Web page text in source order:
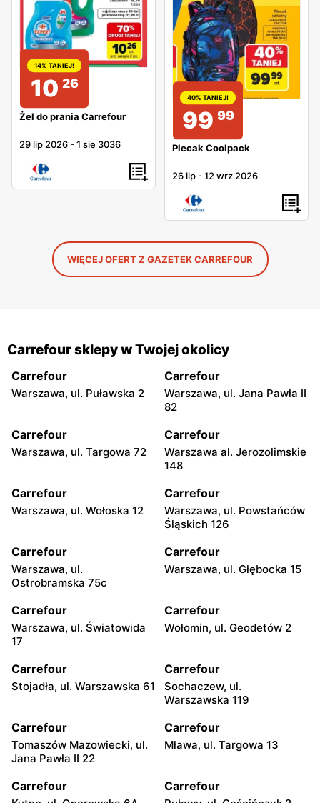
14% TANIEJ!
10 26
Żel do prania Carrefour
29 lip 2026 -1 sie 3036
40% TANIEJ!
99 99
Plecak Coolpack
26 lip -12 wrz 2026
WIĘCEJ OFERT Z GAZETEK CARREFOUR
Carrefour sklepy w Twojej okolicy
Carrefour
Warszawa, ul. Puławska 2
Carrefour
Warszawa, ul. Jana Pawła II
82
Carrefour
Warszawa, ul. Targowa 72
Carrefour
Warszawa al. Jerozolimskie
148
Carrefour
Warszawa, ul. Wołoska 12
Carrefour
Warszawa, ul. Powstańców
Śląskich 126
Carrefour
Warszawa, ul.
Ostrobramska 75c
Carrefour
Warszawa, ul. Głębocka 15
Carrefour
Warszawa, ul. Światowida
17
Carrefour
Wołomin, ul. Geodetów 2
Carrefour
Stojadła, ul. Warszawska 61
Carrefour
Sochaczew, ul.
Warszawska 119
Carrefour
Tomaszów Mazowiecki, ul.
Jana Pawła II 22
Carrefour
Mława, ul. Targowa 13
Carrefour Carrefour